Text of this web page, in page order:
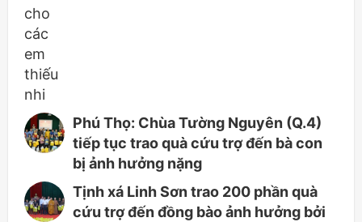
Phú Thọ: Chùa Tường Nguyên (Q.4)
tiếp tục trao quà cứu trợ đến bà con
bị ảnh hưởng nặng
Tịnh xá Linh Sơn trao 200 phần quà
cứu trợ đến đồng bào ảnh hưởng bởi